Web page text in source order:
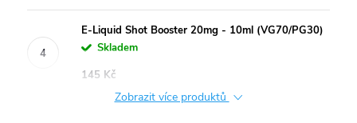
E-Liquid Shot Booster 20mg - 10ml (VG70/PG30)
Skladem
145 Kč
Zobrazit více produktů